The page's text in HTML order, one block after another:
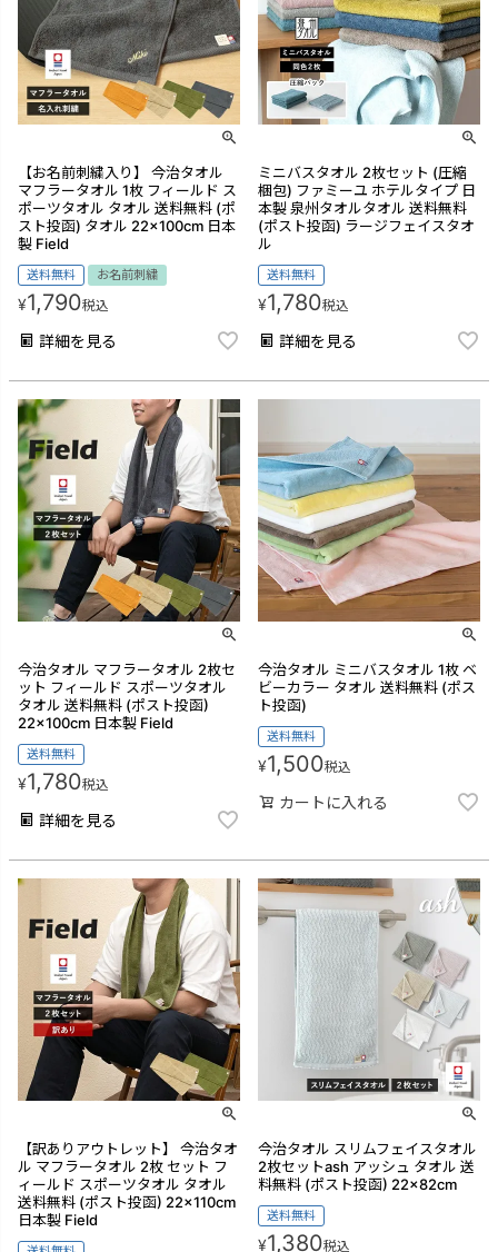
【お名前刺繍入り】 今治タオル
マフラータオル 1枚 フィールド ス
ポーツタオル タオル 送料無料 (ポ
スト投函) タオル 22×100cm 日本
製 Field
送料無料 お名前刺繍
¥1,790税込
詳細を見る
ミニバスタオル 2枚セット (圧縮
梱包) ファミーユ ホテルタイプ 日
本製 泉州タオルタオル 送料無料
(ポスト投函) ラージフェイスタオ
ル
送料無料
¥1,780税込
詳細を見る
今治タオル マフラータオル 2枚セ
ット フィールド スポーツタオル
タオル 送料無料 (ポスト投函)
22×100cm 日本製 Field
送料無料
¥1,780税込
詳細を見る
今治タオル ミニバスタオル 1枚 ベ
ビーカラー タオル 送料無料 (ポス
ト投函)
送料無料
¥1,500税込
カートに入れる
【訳ありアウトレット】 今治タオ
ル マフラータオル 2枚 セット フ
ィールド スポーツタオル タオル
送料無料 (ポスト投函) 22×110cm
日本製 Field
今治タオル スリムフェイスタオル
2枚セットash アッシュ タオル 送
料無料 (ポスト投函) 22×82cm
送料無料
¥1,380税込